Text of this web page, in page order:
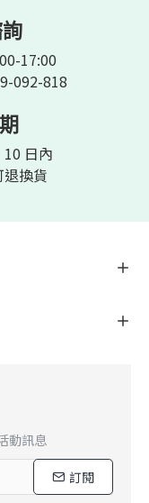
17:00
092-818
日內
換貨
動訊息
訂閱